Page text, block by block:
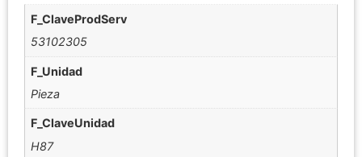
F_ClaveProdServ
53102305
F_Unidad
Pieza
F_ClaveUnidad
H87